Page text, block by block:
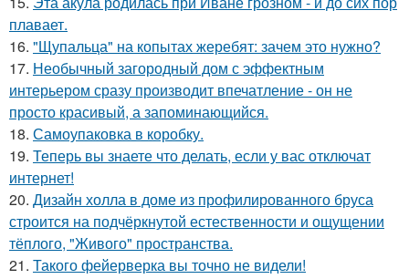
плавает.
16. "Щупальца" на копытах жеребят: зачем это нужно?
17. Необычный загородный дом с эффектным
интерьером сразу производит впечатление - он не
просто красивый, а запоминающийся.
18. Самоупаковка в коробку.
19. Теперь вы знаете что делать, если у вас отключат
интернет!
20. Дизайн холла в доме из профилированного бруса
строится на подчёркнутой естественности и ощущении
тёплого, "Живого" пространства.
21. Такого фейерверка вы точно не видели!